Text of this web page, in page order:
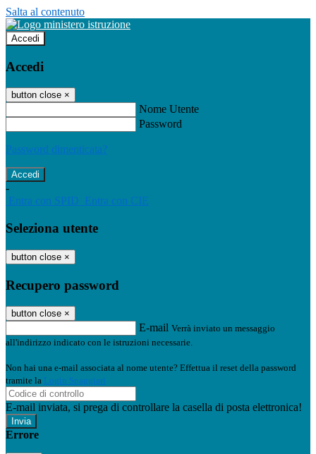
Salta al contenuto
Accedi
Accedi
button close ×
Nome Utente
Password
Password dimenticata?
-
Entra con SPID Entra con CIE
Seleziona utente
button close ×
Recupero password
button close ×
E-mail Verrà inviato un messaggio
all'indirizzo indicato con le istruzioni necessarie.
Non hai una e-mail associata al nome utente? Effettua il reset della password
tramite la Login Spaggiari
E-mail inviata, si prega di controllare la casella di posta elettronica!
Errore